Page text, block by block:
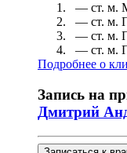
— ст. м.
— ст. м.
— ст. м.
— ст. м.
Подробнее о
Запись на
Дмитрий